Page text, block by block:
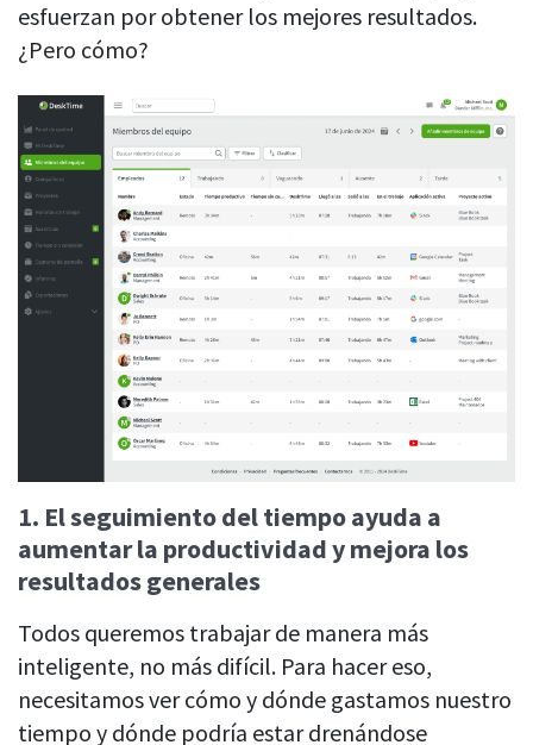
esfuerzan por obtener los mejores resultados.
¿Pero cómo?
1. El seguimiento del tiempo ayuda a
aumentar la productividad y mejora los
resultados generales
Todos queremos trabajar de manera más
inteligente, no más difícil. Para hacer eso,
necesitamos ver cómo y dónde gastamos nuestro
tiempo y dónde podría estar drenándose